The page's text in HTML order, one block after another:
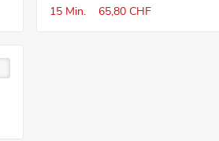
15 Min. 65,80 CHF